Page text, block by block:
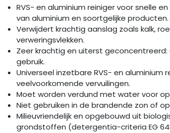
RVS- en aluminium reiniger voor snelle
van aluminium en soortgelijke producten.
Verwijdert krachtig aanslag zoals kalk,
verweringsvlekken.
Zeer krachtig en uiterst geconcentreerd:
gebruik.
Universeel inzetbare RVS- en aluminium
veelvoorkomende vervuilingen.
Moet worden verdund met water voor
Niet gebruiken in de brandende zon of
Milieuvriendelijk en opgebouwd uit
grondstoffen (detergentia-criteria EG